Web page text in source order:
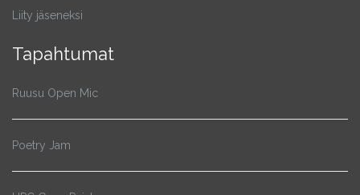
Liity jäseneksi
Tapahtumat
Ruusu Open Mic
Poetry Jam